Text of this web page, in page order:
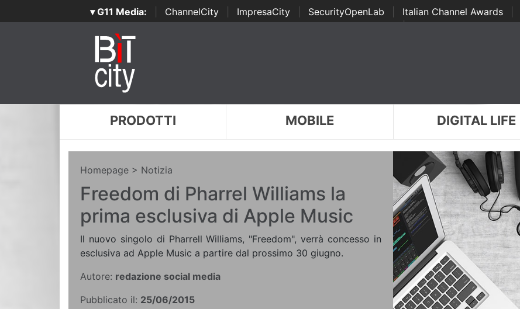
▾ G11 Media: ChannelCity ImpresaCity SecurityOpenLab Italian Channel Awards
Awards | ...
PRODOTTI MOBILE DIGITAL LIFE
Homepage > Notizia
Freedom di Pharrel Williams la
prima esclusiva di Apple Music
Il nuovo singolo di Pharrell Williams, "Freedom", verrà concesso in
esclusiva ad Apple Music a partire dal prossimo 30 giugno.
Autore: redazione social media
Pubblicato il: 25/06/2015